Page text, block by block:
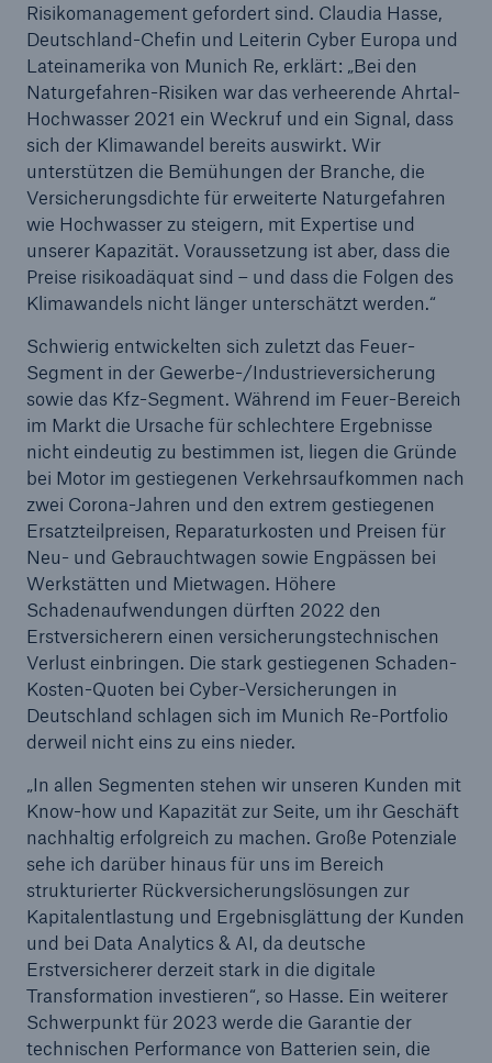
Risikomanagement gefordert sind. Claudia Hasse,
Deutschland-Chefin und Leiterin Cyber Europa und
Lateinamerika von Munich Re, erklärt: „Bei den
Naturgefahren-Risiken war das verheerende Ahrtal-
Hochwasser 2021 ein Weckruf und ein Signal, dass
sich der Klimawandel bereits auswirkt. Wir
unterstützen die Bemühungen der Branche, die
Versicherungsdichte für erweiterte Naturgefahren
wie Hochwasser zu steigern, mit Expertise und
unserer Kapazität. Voraussetzung ist aber, dass die
Preise risikoadäquat sind – und dass die Folgen des
Klimawandels nicht länger unterschätzt werden.“
Schwierig entwickelten sich zuletzt das Feuer-
Segment in der Gewerbe-/Industrieversicherung
sowie das Kfz-Segment. Während im Feuer-Bereich
im Markt die Ursache für schlechtere Ergebnisse
nicht eindeutig zu bestimmen ist, liegen die Gründe
bei Motor im gestiegenen Verkehrsaufkommen nach
zwei Corona-Jahren und den extrem gestiegenen
Ersatzteilpreisen, Reparaturkosten und Preisen für
Neu- und Gebrauchtwagen sowie Engpässen bei
Werkstätten und Mietwagen. Höhere
Schadenaufwendungen dürften 2022 den
Erstversicherern einen versicherungstechnischen
Verlust einbringen. Die stark gestiegenen Schaden-
Kosten-Quoten bei Cyber-Versicherungen in
Deutschland schlagen sich im Munich Re-Portfolio
derweil nicht eins zu eins nieder.
„In allen Segmenten stehen wir unseren Kunden mit
Know-how und Kapazität zur Seite, um ihr Geschäft
nachhaltig erfolgreich zu machen. Große Potenziale
sehe ich darüber hinaus für uns im Bereich
strukturierter Rückversicherungslösungen zur
Kapitalentlastung und Ergebnisglättung der Kunden
und bei Data Analytics & AI, da deutsche
Erstversicherer derzeit stark in die digitale
Transformation investieren“, so Hasse. Ein weiterer
Schwerpunkt für 2023 werde die Garantie der
technischen Performance von Batterien sein, die